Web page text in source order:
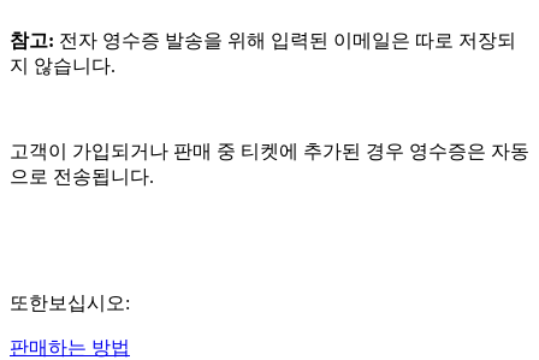
참고: 전자 영수증 발송을 위해 입력된 이메일은 따로 저장되
지 않습니다.
고객이 가입되거나 판매 중 티켓에 추가된 경우 영수증은 자동
으로 전송됩니다.
또한보십시오:
판매하는 방법